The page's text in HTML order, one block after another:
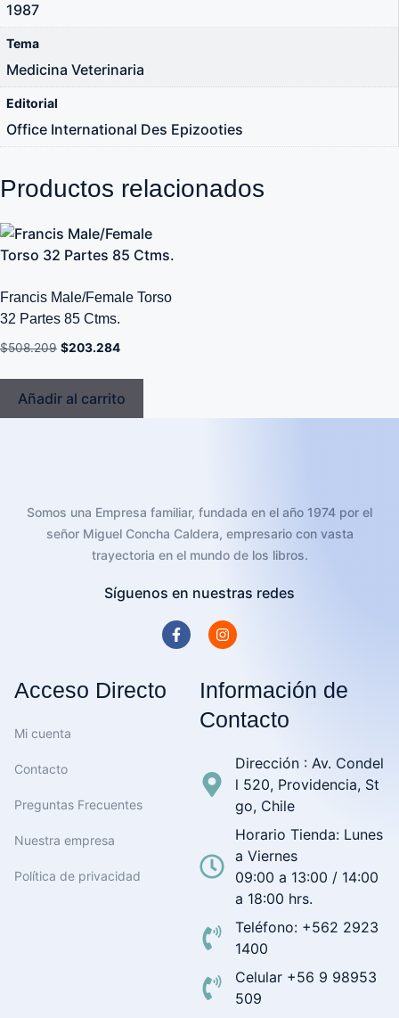
1987
Tema
Medicina Veterinaria
Editorial
Office International Des Epizooties
Productos relacionados
Francis Male/Female Torso
32 Partes 85 Ctms.
$508.209 $203.284
Añadir al carrito
Somos una Empresa familiar, fundada en el año 1974 por el
señor Miguel Concha Caldera, empresario con vasta
trayectoria en el mundo de los libros.
Síguenos en nuestras redes
Acceso Directo
Mi cuenta
Contacto
Preguntas Frecuentes
Nuestra empresa
Política de privacidad
Información de
Contacto
Dirección : Av. Condel
l 520, Providencia, St
go, Chile
Horario Tienda: Lunes
a Viernes
09:00 a 13:00 / 14:00
a 18:00 hrs.
Teléfono: +562 2923
1400
Celular +56 9 98953
509